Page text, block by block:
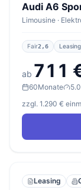
Limousine ·
Fair2,6
ab 711
60Monate
zzgl. 1.290 €
Leasing